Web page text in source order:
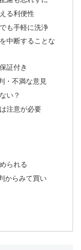
る利便性
も手軽に洗浄
中断することな
証付き
・不満な意見
い？
注意が必要
られる
からみて買い